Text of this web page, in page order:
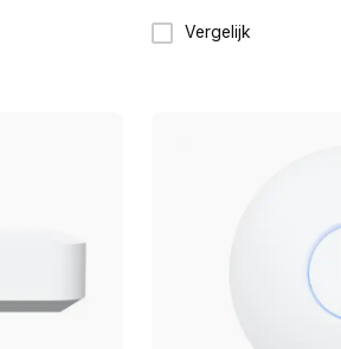
Vergelijk